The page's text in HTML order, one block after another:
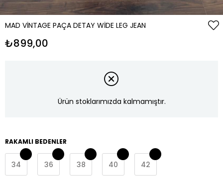
MAD VINTAGE PAÇA DETAY WIDE LEG JEAN
₺899,00
Ürün stoklarımızda kalmamıştır.
RAKAMLI BEDENLER
34 36 38 40 42